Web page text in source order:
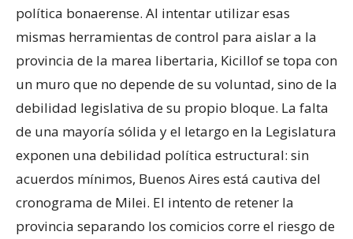
política bonaerense. Al intentar utilizar esas
mismas herramientas de control para aislar a la
provincia de la marea libertaria, Kicillof se topa con
un muro que no depende de su voluntad, sino de la
debilidad legislativa de su propio bloque. La falta
de una mayoría sólida y el letargo en la Legislatura
exponen una debilidad política estructural: sin
acuerdos mínimos, Buenos Aires está cautiva del
cronograma de Milei. El intento de retener la
provincia separando los comicios corre el riesgo de